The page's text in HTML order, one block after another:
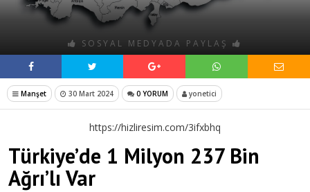
SOSYAL MEDYADA PAYLAŞ
Manşet 30 Mart 2024 0 YORUM yonetici
https://hizliresim.com/3ifxbhq
Türkiye’de 1 Milyon 237 Bin
Ağrı’lı Var